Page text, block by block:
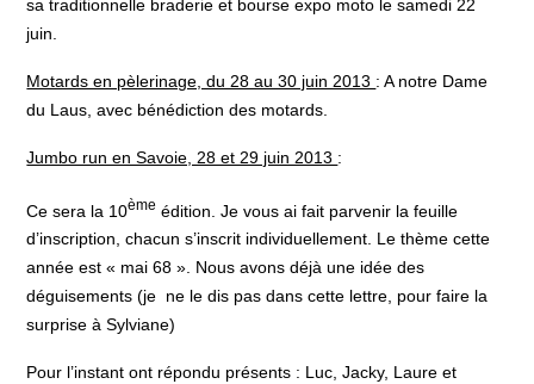
sa traditionnelle braderie et bourse expo moto le samedi 22
juin.
Motards en pèlerinage, du 28 au 30 juin 2013 : A notre Dame
du Laus, avec bénédiction des motards.
Jumbo run en Savoie, 28 et 29 juin 2013 :
Ce sera la 10ème édition. Je vous ai fait parvenir la feuille
d’inscription, chacun s’inscrit individuellement. Le thème cette
année est « mai 68 ». Nous avons déjà une idée des
déguisements (je ne le dis pas dans cette lettre, pour faire la
surprise à Sylviane)
Pour l’instant ont répondu présents : Luc, Jacky, Laure et